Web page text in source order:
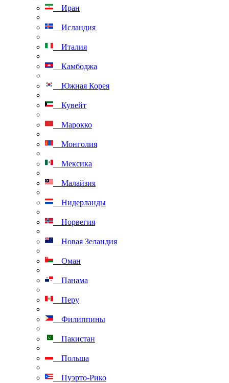
Иран
Исландия
Италия
Камбоджа
Южная Корея
Кувейт
Марокко
Монголия
Мексика
Малайзия
Нидерланды
Норвегия
Новая Зеландия
Оман
Панама
Перу
Филиппины
Пакистан
Польша
Пуэрто-Рико